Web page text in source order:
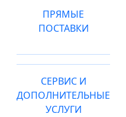
ПРЯМЫЕ
ПОСТАВКИ
СЕРВИС И
ДОПОЛНИТЕЛЬНЫЕ
УСЛУГИ